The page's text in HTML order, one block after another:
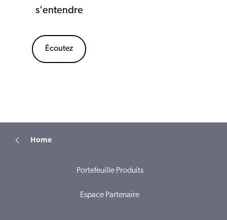
s'entendre
Écoutez
Home
Portefeuille Produits
Espace Partenaire